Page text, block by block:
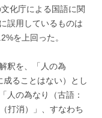
化庁による国語に関
誤用しているものは
を上回った。
釈を、「人の為
成ることはない）とし
人の為なり（古語：
打消）」、すなわち